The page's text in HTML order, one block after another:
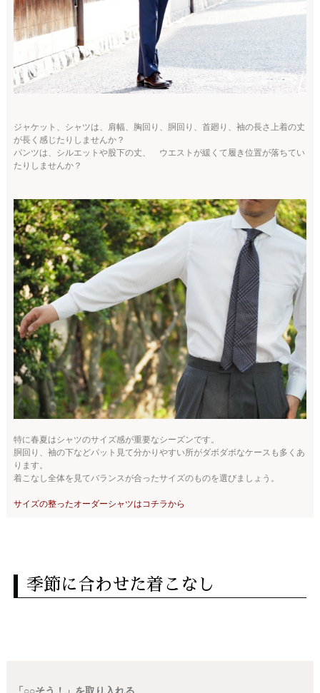
ジャケット、シャツは、肩幅、胸回り、胴回り、首廻り、袖の長さ上着の丈
が長く感じたりしませんか？
パンツは、シルエットや股下の丈、 ウエストが緩くて履き位置が落ちてい
たりしませんか？
特に春夏はシャツのサイズ感が重要なシーズンです。
胴回り、袖の下などパット見て分かりやすい所がダボダボなケースも多くあ
ります。
着こなし全体を見てバランスが合ったサイズのものを選びましょう。
サイズの整ったオーダーシャツはコチラから
季節に合わせた着こなし